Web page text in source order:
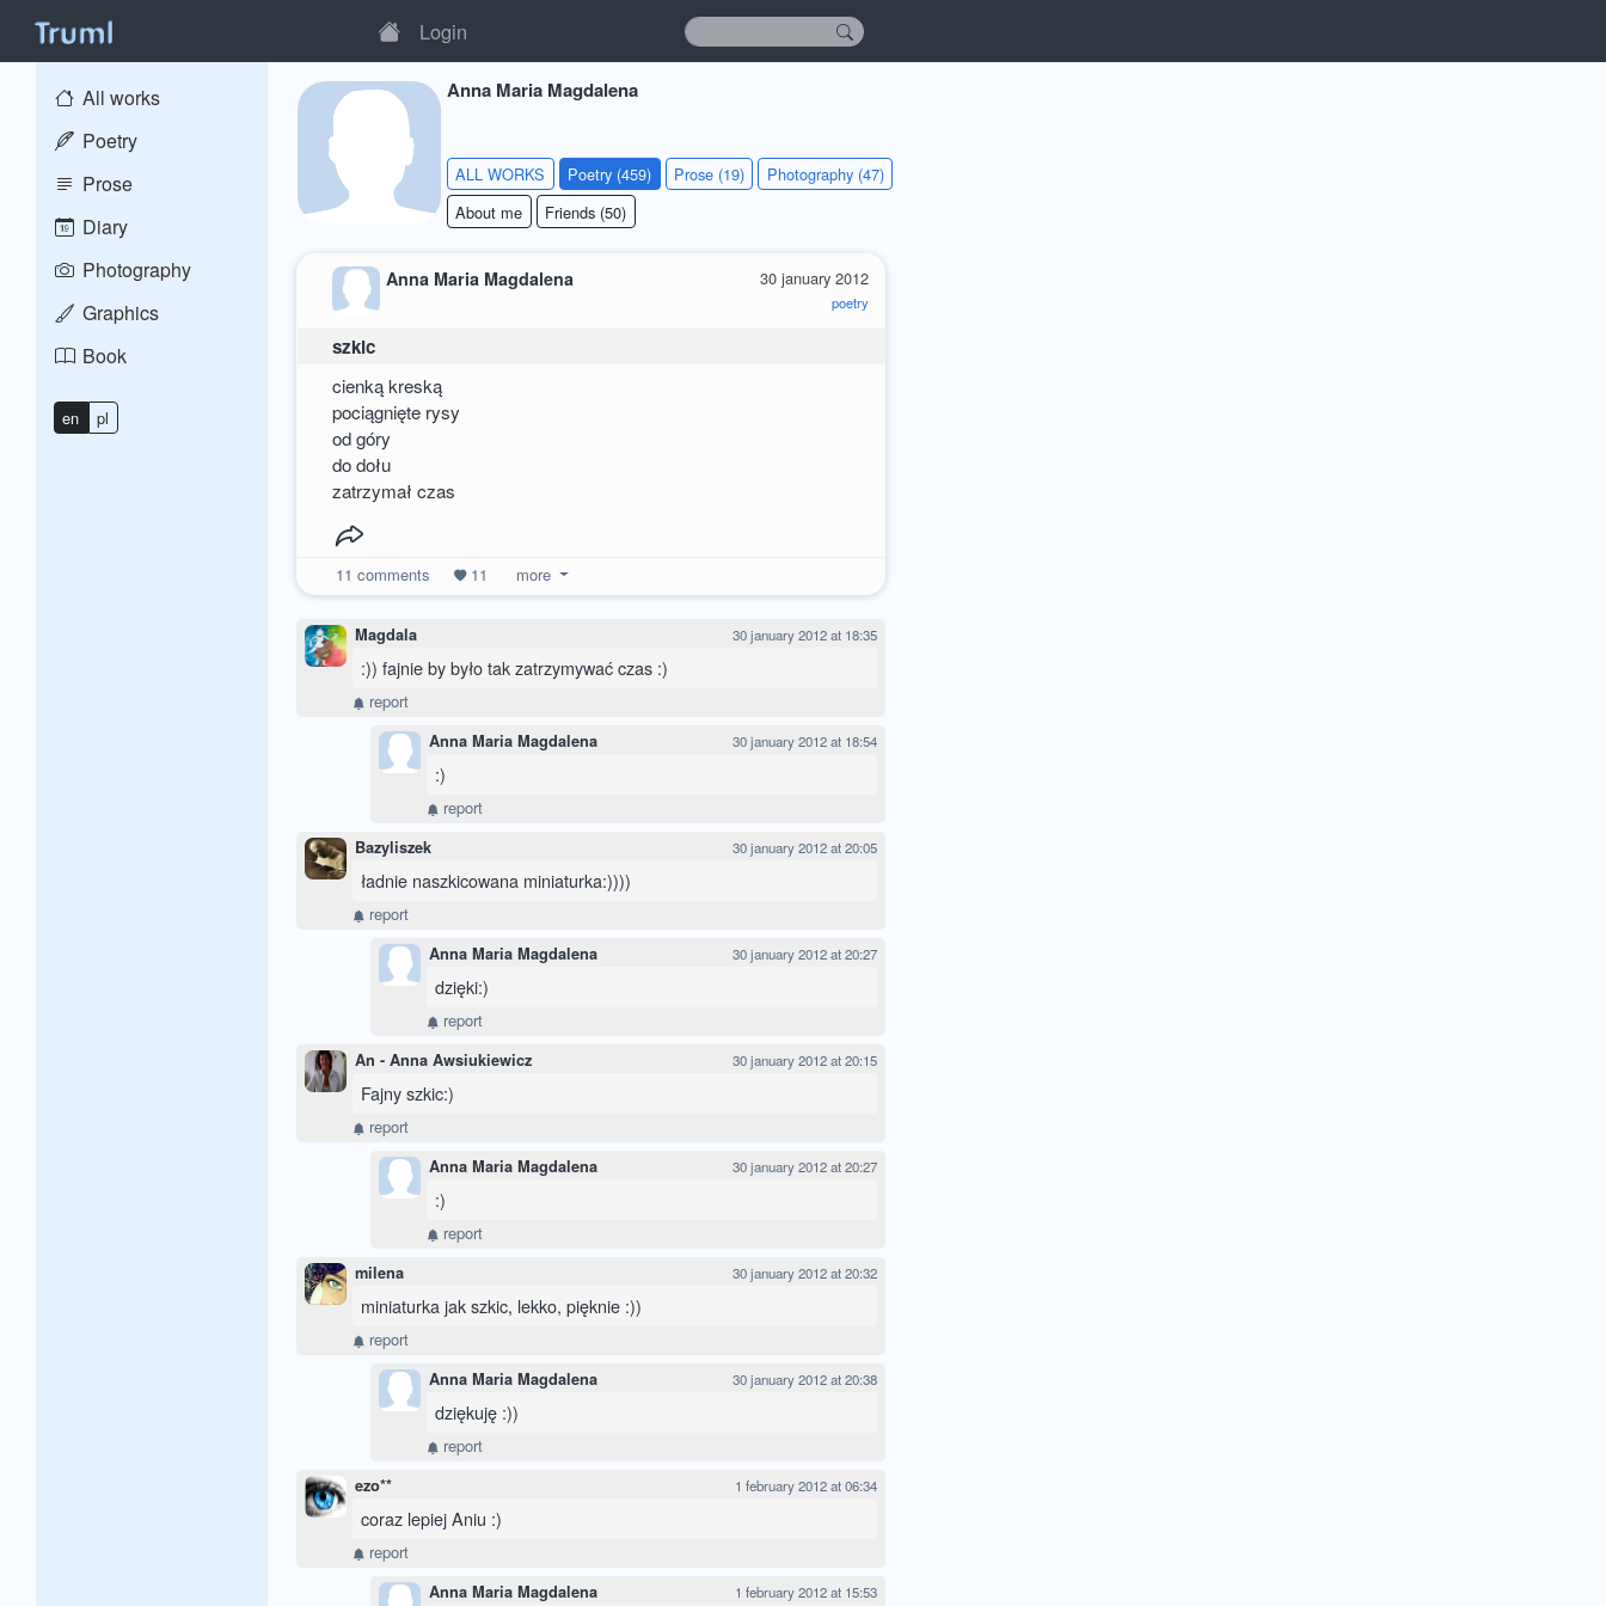
Login
All works
Poetry
Prose
Diary
Photography
Graphics
Book
en pl
Anna Maria Magdalena
ALL WORKS Poetry (459) Prose (19)
Photography (47)
About me
Friends (50)
30 january 2012
poetry
Anna Maria Magdalena
szkic
cienką kreską
pociągnięte rysy
od góry
do dołu
zatrzymał czas
11 comments 11 more
Magdala 30 january 2012 at 18:35
:)) fajnie by było tak zatrzymywać czas :)
report
Anna Maria Magdalena 30 january 2012 at 18:54
:)
report
Bazyliszek 30 january 2012 at 20:05
ładnie naszkicowana miniaturka:))))
report
Anna Maria Magdalena 30 january 2012 at 20:27
dzięki:)
report
An - Anna Awsiukiewicz 30 january 2012 at 20:15
Fajny szkic:)
report
Anna Maria Magdalena 30 january 2012 at 20:27
:)
report
milena 30 january 2012 at 20:32
miniaturka jak szkic, lekko, pięknie :))
report
Anna Maria Magdalena 30 january 2012 at 20:38
dziękuję :))
report
ezo** 1 february 2012 at 06:34
coraz lepiej Aniu :)
report
Anna Maria Magdalena 1 february 2012 at 15:53